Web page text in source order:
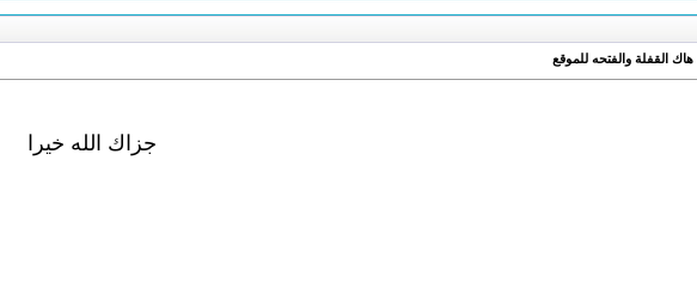
القفلة والفتحه للموقع
جزاك الله خيرا